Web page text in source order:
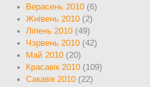
Верасень 2010 (6)
Жнівень 2010 (2)
Ліпень 2010 (49)
Чэрвень 2010 (42)
Май 2010 (20)
Красавік 2010 (109)
Сакавік 2010 (22)